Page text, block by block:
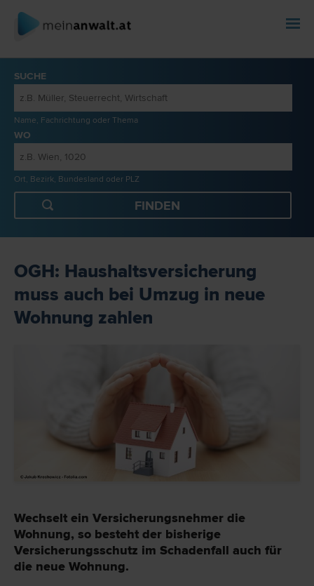
SUCHE
Name, Fachrichtung oder Thema
WO
Ort, Bezirk, Bundesland oder PLZ
OGH: Haushaltsversicherung
muss auch bei Umzug in neue
Wohnung zahlen
Wechselt ein Versicherungsnehmer die
Wohnung, so besteht der bisherige
Versicherungsschutz im Schadenfall auch für
die neue Wohnung.